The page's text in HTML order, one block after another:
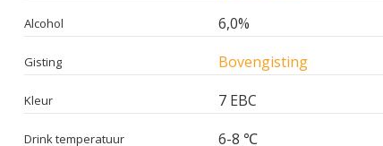
Alcohol 6,0%
Gisting Bovengisting
Kleur 7 EBC
Drink temperatuur 6-8 ℃